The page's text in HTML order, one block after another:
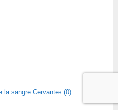
la sangre Cervantes (0)